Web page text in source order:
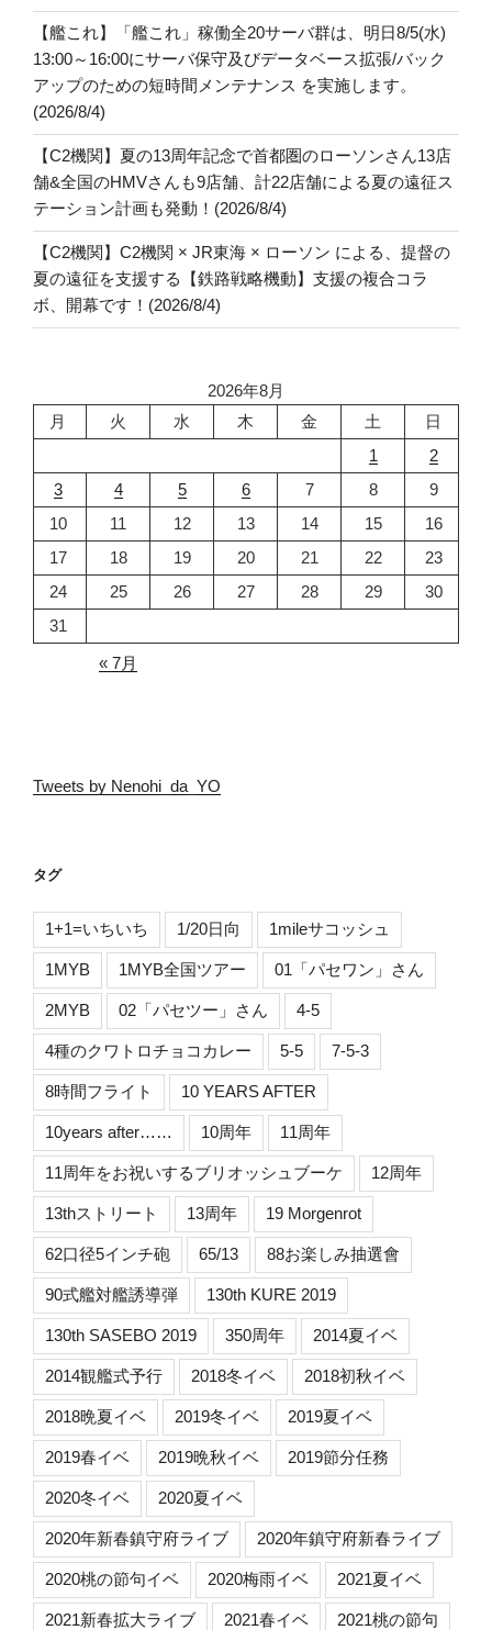
【艦これ】「艦これ」稼働全20サーバ群は、明日8/5(水)
13:00～16:00にサーバ保守及びデータベース拡張/バック
アップのための短時間メンテナンス を実施します。
(2026/8/4)
【C2機関】夏の13周年記念で首都圏のローソンさん13店
舗&全国のHMVさんも9店舗、計22店舗による夏の遠征ス
テーション計画も発動！(2026/8/4)
【C2機関】C2機関 × JR東海 × ローソン による、提督の
夏の遠征を支援する【鉄路戦略機動】支援の複合コラ
ボ、開幕です！(2026/8/4)
2026年8月
月
火 水 木 金 土
日
1
2
3
4 5 6 7 8
9
10
11 12 13 14 15
16
17
18 19 20 21 22
23
24
25 26 27 28 29
30
31
« 7月
Tweets by Nenohi_da_YO
タグ
1+1=いちいち 1/20日向 1mileサコッシュ
1MYB 1MYB全国ツアー 01「パセワン」さん
2MYB 02「パセツー」さん 4-5
4種のクワトロチョコカレー 5-5 7-5-3
8時間フライト 10 YEARS AFTER
10years after…… 10周年 11周年
11周年をお祝いするブリオッシュブーケ 12周年
13thストリート 13周年 19 Morgenrot
62口径5インチ砲 65/13 88お楽しみ抽選會
90式艦対艦誘導弾 130th KURE 2019
130th SASEBO 2019 350周年 2014夏イベ
2014観艦式予行 2018冬イベ 2018初秋イベ
2018晩夏イベ 2019冬イベ 2019夏イベ
2019春イベ 2019晩秋イベ 2019節分任務
2020冬イベ 2020夏イベ
2020年新春鎮守府ライブ 2020年鎮守府新春ライブ
2020桃の節句イベ 2020梅雨イベ 2021夏イベ
2021新春拡大ライブ 2021春イベ 2021桃の節句